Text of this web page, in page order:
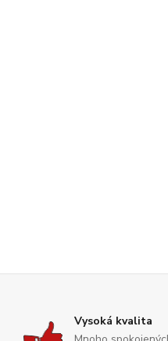
Vysoká kvalita